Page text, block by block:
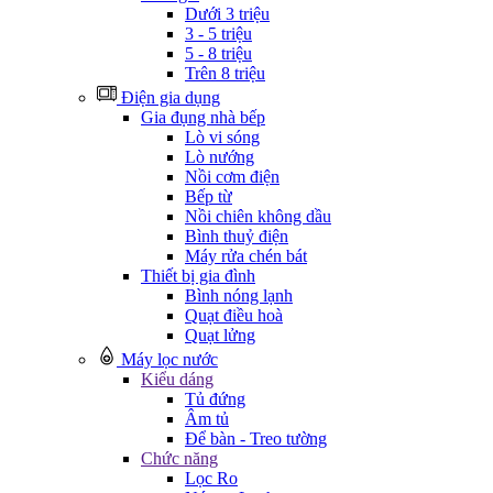
Dưới 3 triệu
3 - 5 triệu
5 - 8 triệu
Trên 8 triệu
Điện gia dụng
Gia đụng nhà bếp
Lò vi sóng
Lò nướng
Nồi cơm điện
Bếp từ
Nồi chiên không dầu
Bình thuỷ điện
Máy rửa chén bát
Thiết bị gia đình
Bình nóng lạnh
Quạt điều hoà
Quạt lửng
Máy lọc nước
Kiểu dáng
Tủ đứng
Âm tủ
Để bàn - Treo tường
Chức năng
Lọc Ro